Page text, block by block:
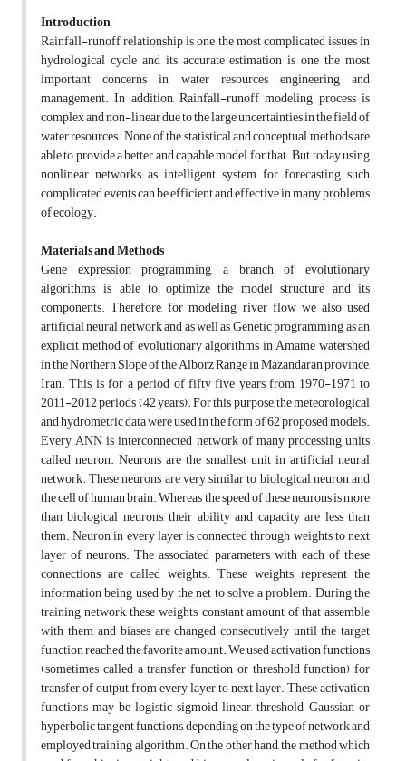
Introduction
Rainfall-runoff relationship is one the most complicated issues in
hydrological cycle and its accurate estimation is one the most
important concerns in water resources engineering and
management. In addition, Rainfall-runoff modeling process is
complex and non-linear due to the large uncertainties in the field of
water resources. None of the statistical and conceptual methods are
able to provide a better and capable model for that. But today using
nonlinear networks as intelligent system for forecasting such
complicated events can be efficient and effective in many problems
of ecology.
Materials and Methods
Gene expression programming, a branch of evolutionary
algorithms, is able to optimize the model structure and its
components. Therefore, for modeling river flow we also used
artificial neural network and as well as Genetic programming as an
explicit method of evolutionary algorithms in Amame watershed
in the Northern Slope of the Alborz Range in Mazandaran province,
Iran. This is for a period of fifty five years from 1970-1971 to
2011-2012 periods (42 years). For this purpose, the meteorological
and hydrometric data were used in the form of 62 proposed models.
Every ANN is interconnected network of many processing units
called neuron. Neurons are the smallest unit in artificial neural
network. These neurons are very similar to biological neuron and
the cell of human brain. Whereas the speed of these neurons is more
than biological neurons, their ability and capacity are less than
them. Neuron in every layer is connected through weights to next
layer of neurons. The associated parameters with each of these
connections are called weights. These weights represent the
information being used by the net to solve a problem. During the
training network, these weights, constant amount of that assemble
with them, and biases are changed consecutively until the target
function reached the favorite amount. We used activation functions
(sometimes called a transfer function or threshold function) for
transfer of output from every layer to next layer. These activation
functions may be logistic sigmoid, linear, threshold, Gaussian or
hyperbolic tangent functions, depending on the type of network and
employed training algorithm. On the other hand, the method which